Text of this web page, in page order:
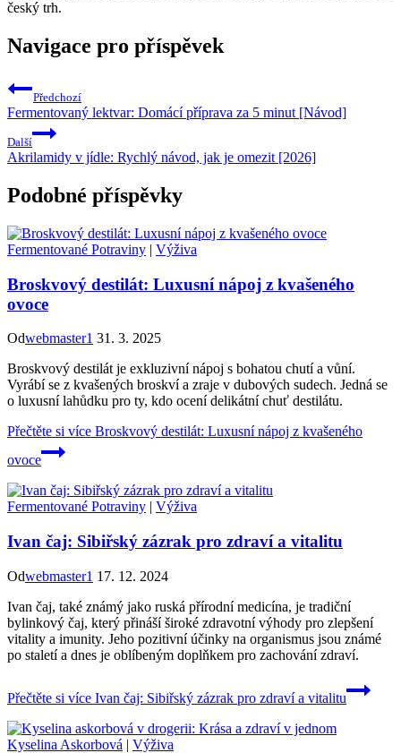
český trh.
Navigace pro příspěvek
Předchozí
Fermentovaný lektvar: Domácí příprava za 5 minut [Návod]
Další
Akrilamidy v jídle: Rychlý návod, jak je omezit [2026]
Podobné příspěvky
Fermentované Potraviny | Výživa
Broskvový destilát: Luxusní nápoj z kvašeného
ovoce
Odwebmaster1 31. 3. 2025
Broskvový destilát je exkluzivní nápoj s bohatou chutí a vůní.
Vyrábí se z kvašených broskví a zraje v dubových sudech. Jedná se
o luxusní lahůdku pro ty, kdo ocení delikátní chuť destilátu.
Přečtěte si více Broskvový destilát: Luxusní nápoj z kvašeného
ovoce
Fermentované Potraviny | Výživa
Ivan čaj: Sibiřský zázrak pro zdraví a vitalitu
Odwebmaster1 17. 12. 2024
Ivan čaj, také známý jako ruská přírodní medicína, je tradiční
bylinkový čaj, který přináší široké zdravotní výhody pro zlepšení
vitality a imunity. Jeho pozitivní účinky na organismus jsou známé
po staletí a dnes je oblíbeným doplňkem pro zachování zdraví.
Přečtěte si více Ivan čaj: Sibiřský zázrak pro zdraví a vitalitu
Kyselina Askorbová | Výživa